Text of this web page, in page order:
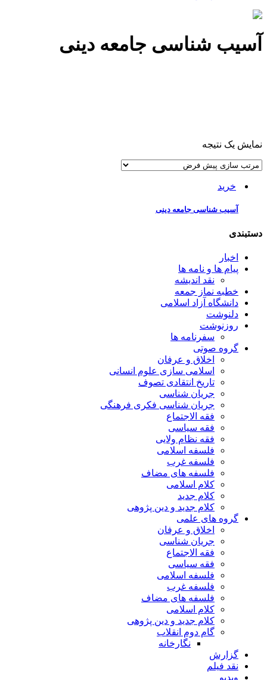
آسیب شناسی جامعه دینی
نمایش یک نتیجه
خرید
آسیب شناسی جامعه دینی
دستبندی
اخبار
پیام ها و نامه ها
نقد اندیشه
خطبه نماز جمعه
دانشگاه آزاد اسلامی
دلنوشت
روزنوشت
سفرنامه ها
گروه صوتی
اخلاق و عرفان
اسلامی سازی علوم انسانی
تاریخ انتقادی تصوف
جریان شناسی
جریان شناسی فکری فرهنگی
فقه الاجتماع
فقه سیاسی
فقه نظام ولایی
فلسفه اسلامی
فلسفه غرب
فلسفه های مضاف
کلام اسلامی
کلام جدید
کلام جدید و دین پژوهی
گروه های علمی
اخلاق و عرفان
جریان شناسی
فقه الاجتماع
فقه سیاسی
فلسفه اسلامی
فلسفه غرب
فلسفه های مضاف
کلام اسلامی
کلام جدید و دین پژوهی
گام دوم انقلاب
نگارخانه
گزارش
نقد فیلم
ویدیو